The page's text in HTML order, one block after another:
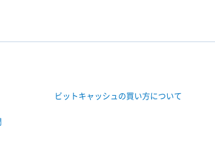
ビットキャッシュの買い方について